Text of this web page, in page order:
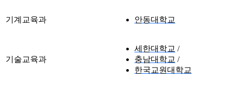
기계교육과 안동대학교
기술교육과
세한대학교
충남대학교
한국교원대학교